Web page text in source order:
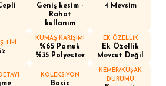
Geniş kesim -
Rahat
kullanım
4 Mevsim
TİPİ
KUMAŞ KARIŞIMI
%65 Pamuk
%35 Polyester
EK ÖZELLİK
Ek Özellik
Mevcut Değil
KOLEKSİYON
Basic
KEMER/KUŞAK
DURUMU